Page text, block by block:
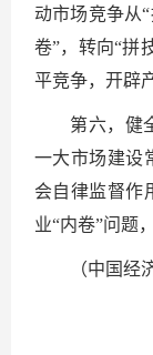
动市场竞争从
卷”，转向“拼
平竞争，开辟
第六，健
一大市场建设
会自律监督作
业“内卷”问题
（中国经